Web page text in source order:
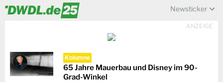
Newsticker
ANZEIGE
Kolumne
65 Jahre Mauerbau und Disney im 90-
Grad-Winkel